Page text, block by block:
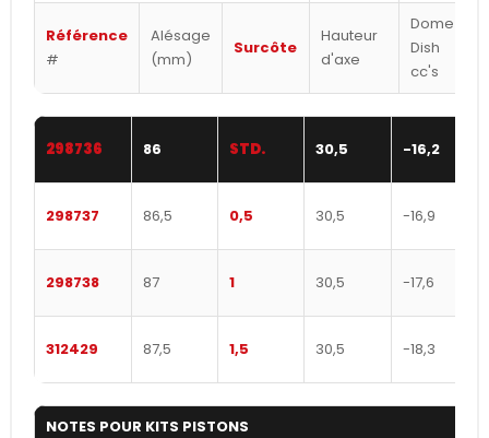
Référence
#
Alésage
(mm)
Surcôte
Hauteur
d'axe
Dome /
Dish
cc's
298736 86 STD. 30,5 -16,2
298737 86,5 0,5 30,5 -16,9
298738 87 1 30,5 -17,6
312429 87,5 1,5 30,5 -18,3
NOTES POUR KITS PISTONS